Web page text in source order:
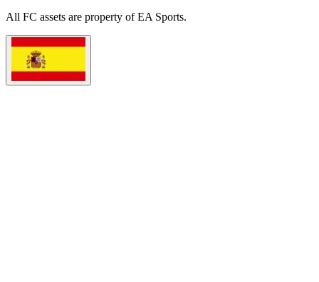
All FC assets are property of EA Sports.